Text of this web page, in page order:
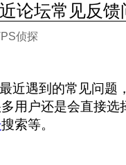
论坛常见反
侦探
近遇到的常见问题
用户还是会直接选
搜索等。